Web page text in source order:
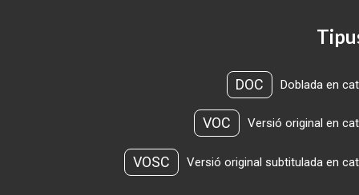
DOC Doblada en
VOC Versió original en
VOSC Versió original subtitulada en